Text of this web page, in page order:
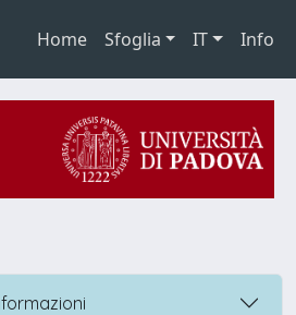
Home Sfoglia IT Info